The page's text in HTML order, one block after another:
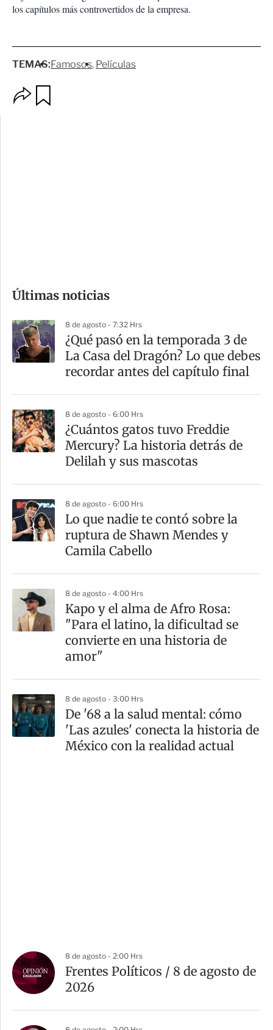
los capítulos más controvertidos de la empresa.
TEMAS:Famosos Películas
m
a
r
t
Últimas noticias
8 de agosto - 7:32 Hrs
⁠¿Qué pasó en la temporada 3 de
La Casa del Dragón? Lo que debes
recordar antes del capítulo final
8 de agosto - 6:00 Hrs
¿Cuántos gatos tuvo Freddie
Mercury? La historia detrás de
Delilah y sus mascotas
8 de agosto - 6:00 Hrs
Lo que nadie te contó sobre la
ruptura de Shawn Mendes y
Camila Cabello
8 de agosto - 4:00 Hrs
Kapo y el alma de Afro Rosa:
"Para el latino, la dificultad se
convierte en una historia de
amor"
8 de agosto - 3:00 Hrs
De '68 a la salud mental: cómo
'Las azules' conecta la historia de
México con la realidad actual
8 de agosto - 2:00 Hrs
Frentes Políticos / 8 de agosto de
2026